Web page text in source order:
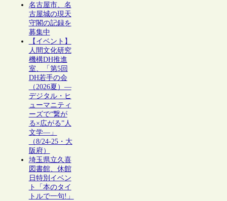
名古屋市、名
古屋城の現天
守閣の記録を
募集中
【イベント】
人間文化研究
機構DH推進
室、「第5回
DH若手の会
（2026夏）―
デジタル・ヒ
ューマニティ
ーズで“繋が
る×広がる”人
文学―」
（8/24-25・大
阪府）
埼玉県立久喜
図書館、休館
日特別イベン
ト「本のタイ
トルで一句!」